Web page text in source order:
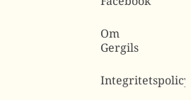
Om
Gergils
Integritetspolicy